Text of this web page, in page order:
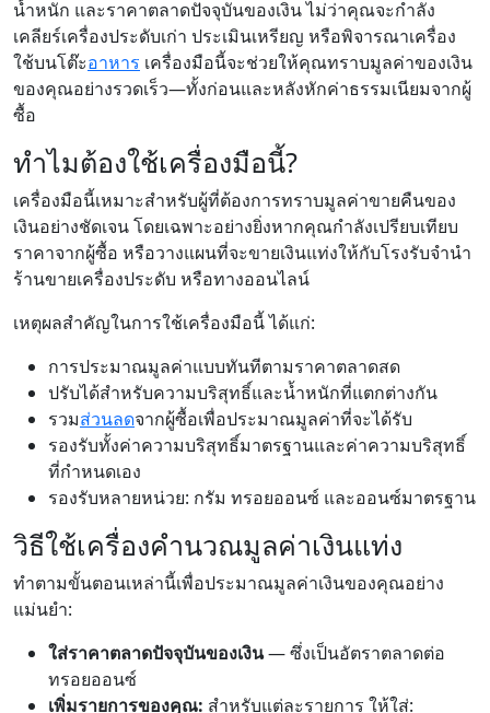
น้ำหนัก และราคาตลาดปัจจุบันของเงิน ไม่ว่าคุณจะกำลัง
เคลียร์เครื่องประดับเก่า ประเมินเหรียญ หรือพิจารณาเครื่อง
ใช้บนโต๊ะอาหาร เครื่องมือนี้จะช่วยให้คุณทราบมูลค่าของเงิน
ของคุณอย่างรวดเร็ว—ทั้งก่อนและหลังหักค่าธรรมเนียมจากผู้
ซื้อ
ทำไมต้องใช้เครื่องมือนี้?
เครื่องมือนี้เหมาะสำหรับผู้ที่ต้องการทราบมูลค่าขายคืนของ
เงินอย่างชัดเจน โดยเฉพาะอย่างยิ่งหากคุณกำลังเปรียบเทียบ
ราคาจากผู้ซื้อ หรือวางแผนที่จะขายเงินแท่งให้กับโรงรับจำนำ
ร้านขายเครื่องประดับ หรือทางออนไลน์
เหตุผลสำคัญในการใช้เครื่องมือนี้ ได้แก่:
การประมาณมูลค่าแบบทันทีตามราคาตลาดสด
ปรับได้สำหรับความบริสุทธิ์และน้ำหนักที่แตกต่างกัน
รวมส่วนลดจากผู้ซื้อเพื่อประมาณมูลค่าที่จะได้รับ
รองรับทั้งค่าความบริสุทธิ์มาตรฐานและค่าความบริสุทธิ์
ที่กำหนดเอง
รองรับหลายหน่วย: กรัม ทรอยออนซ์ และออนซ์มาตรฐาน
วิธีใช้เครื่องคำนวณมูลค่าเงินแท่ง
ทำตามขั้นตอนเหล่านี้เพื่อประมาณมูลค่าเงินของคุณอย่าง
แม่นยำ:
ใส่ราคาตลาดปัจจุบันของเงิน— ซึ่งเป็นอัตราตลาดต่อ
ทรอยออนซ์
เพิ่มรายการของคุณ: สำหรับแต่ละรายการ ให้ใส่: